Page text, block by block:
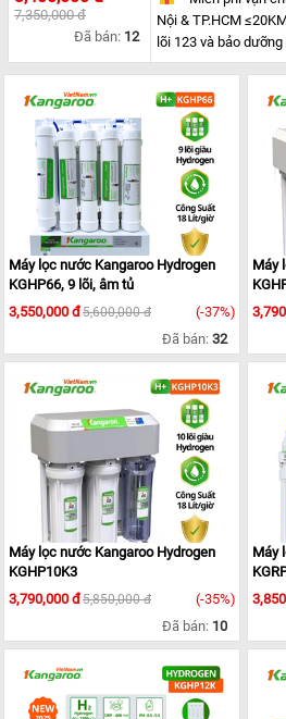
7,350,000 đ
Đã bán: 12
Nội & TP.HCM
lõi 123 và bảo
TP.HCM ≤10KM.*
chuyển.* Lắp thêm
thêm người dùng
100,000Đ
Máy lọc nước Kangaroo Hydrogen
KGHP66, 9 lõi, âm tủ
3,550,000 đ5,600,000 đ
(-37%)
Đã bán: 32
Máy
Máy lọc nước Kangaroo Hydrogen
KGHP10K3
3,790,000 đ5,850,000 đ
(-35%)
Đã bán: 10
Máy